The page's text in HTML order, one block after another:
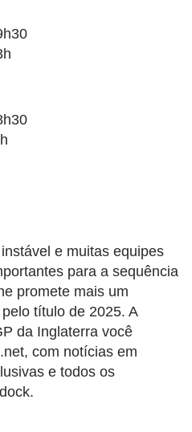
e muitas equipes
para a sequência
promete mais um
título de 2025. A
da Inglaterra você
com notícias em
e todos os